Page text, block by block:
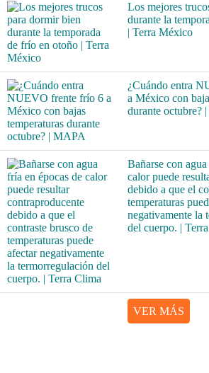
Los mejores
durante la
| Terra México
¿Cuándo entra
a México con
durante octubre?
Bañarse con
calor puede
debido a que el
temperaturas
negativamente la
del cuerpo. |
VER MÁS